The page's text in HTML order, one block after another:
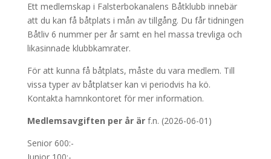
Ett medlemskap i Falsterbokanalens Båtklubb innebär
att du kan få båtplats i mån av tillgång. Du får tidningen
Båtliv 6 nummer per år samt en hel massa trevliga och
likasinnade klubbkamrater.
För att kunna få båtplats, måste du vara medlem. Till
vissa typer av båtplatser kan vi periodvis ha kö.
Kontakta hamnkontoret för mer information.
Medlemsavgiften per år ärf.n. (2026-06-01)
Senior 600:-